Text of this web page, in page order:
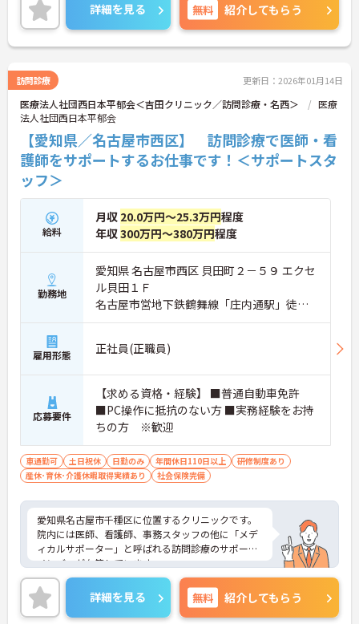
院内では様々なバックグラウンドをもった幅広い年
代のスタッフが勤務をしております。
さらに、患者様の看護を医師の隣で行うのはもちろ
んのこと、多職種の連携を行いながら、看護師主導
で1人1人の患者様の包括ケアの中心の担えることが
やりがいです。
ご興味をお持ちの方には詳細の情報や面接のポイン
トをお伝えしますのでお気軽にお問い合わせくださ
いませ。
詳細を見る 無料 紹介してもらう
訪問診療 更新日：2026年01月14日
医療法人社団西日本平郁会＜吉田クリニック／訪問診療・名西＞
医療
法人社団西日本平郁会
【愛知県／名古屋市西区】 訪問診療で医師・看
護師をサポートするお仕事です！＜サポートスタ
ッフ＞
給料
月収 20.0万円～25.3万円程度
年収300万円～380万円程度
勤務地
愛知県 名古屋市西区 貝田町２－５９ エクセ
ル貝田１Ｆ
名古屋市営地下鉄鶴舞線「庄内通駅」徒歩1
2分
雇用形態 正社員(正職員)
応募要件
【求める資格・経験】 ■普通自動車免許
■PC操作に抵抗のない方 ■実務経験をお持
ちの方 ※歓迎
車通勤可 土日祝休 日勤のみ 年間休日110日以上
研修制度あり
産休･育休･介護休暇取得実績あり
社会保険完備
愛知県名古屋市千種区に位置するクリニックです。
院内には医師、看護師、事務スタッフの他に「メデ
ィカルサポーター」と呼ばれる訪問診療のサポート
メンバーが在籍しています。
院内では様々なバックグラウンドをもった幅広い年
代のスタッフが勤務をしております。
詳細を見る 無料 紹介してもらう